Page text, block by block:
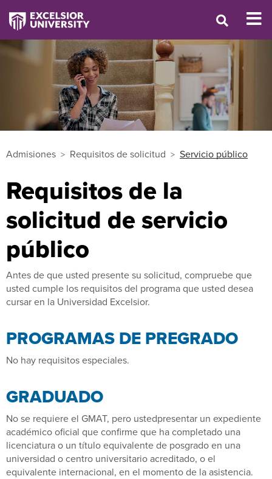
Admisiones Requisitos de solicitud Servicio público
Requisitos de la
solicitud de servicio
público
Antes de que usted presente su solicitud, compruebe que
usted cumple los requisitos del programa que usted desea
cursar en la Universidad Excelsior.
PROGRAMAS DE PREGRADO
No hay requisitos especiales.
GRADUADO
No se requiere el GMAT, pero ustedpresentar un expediente
académico oficial que confirme que ha completado una
licenciatura o un título equivalente de posgrado en una
universidad o centro universitario acreditado, o el
equivalente internacional, en el momento de la asistencia.